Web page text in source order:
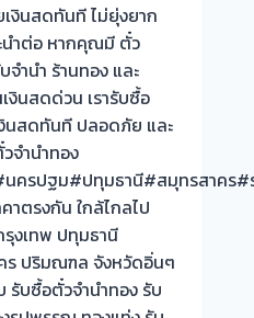
เงินสดทันที ไม่ยุ่งยาก
นำต่อ หากคุณมี ตั๋ว
จำนำ ร้านทอง และ
งินสดด่วน เรารับซื้อ
นสดทันที ปลอดภัย และ
จำนำทอง
ครปฐม#ปทุมธานี#สมุทรสาคร#
าตรงกัน ใกล้ไกลไป
งเทพ ปทุมธานี
ร ปริมณฑล จังหวัดอิ่นๆ
รับซื้อตั๋วจำนำทอง รับ